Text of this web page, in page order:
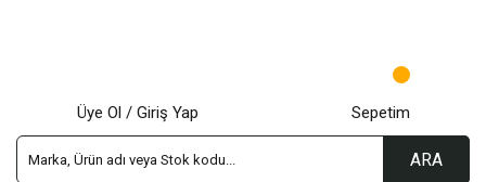
ARA
Üye Ol / Giriş Yap Sepetim